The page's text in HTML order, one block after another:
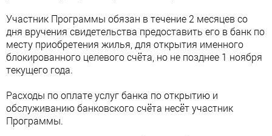
Участник Программы обязан в течение 2 месяцев со
дня вручения свидетельства предоставить его в банк по
месту приобретения жилья, для открытия именного
блокированного целевого счёта, но не позднее 1 ноября
текущего года.
Расходы по оплате услуг банка по открытию и
обслуживанию банковского счёта несёт участник
Программы.